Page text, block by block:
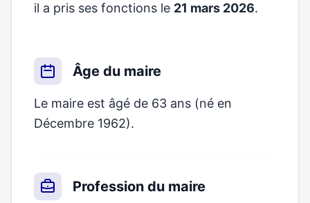
il a pris ses fonctions le 21 mars 2026.
Âge du maire
Le maire est âgé de 63 ans (né en
Décembre 1962).
Profession du maire